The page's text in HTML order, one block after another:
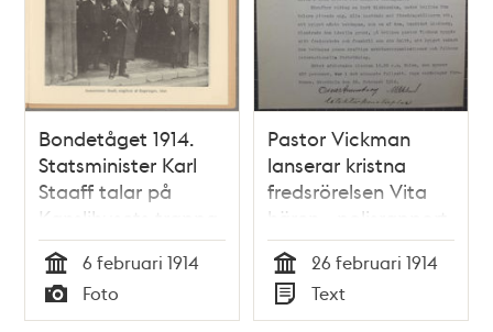
Bondetåget 1914.
Statsminister Karl
Staaff talar på
Kanslihusets trappa
omgiven av
regeringen.
Tid
6 februari 1914
Typ
Foto
Pastor Vickman
lanserar kristna
fredsrörelsen Vita
hären - polisrapport
1914
Tid
26 februari 1914
Typ
Text